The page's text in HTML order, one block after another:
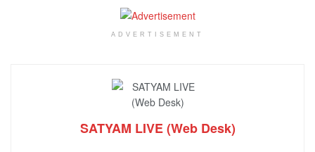
ADVERTISEMENT
SATYAM LIVE (Web Desk)